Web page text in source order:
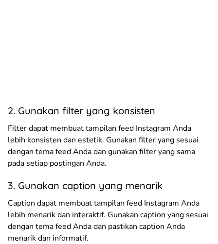
2. Gunakan filter yang konsisten
Filter dapat membuat tampilan feed Instagram Anda
lebih konsisten dan estetik. Gunakan filter yang sesuai
dengan tema feed Anda dan gunakan filter yang sama
pada setiap postingan Anda.
3. Gunakan caption yang menarik
Caption dapat membuat tampilan feed Instagram Anda
lebih menarik dan interaktif. Gunakan caption yang sesuai
dengan tema feed Anda dan pastikan caption Anda
menarik dan informatif.